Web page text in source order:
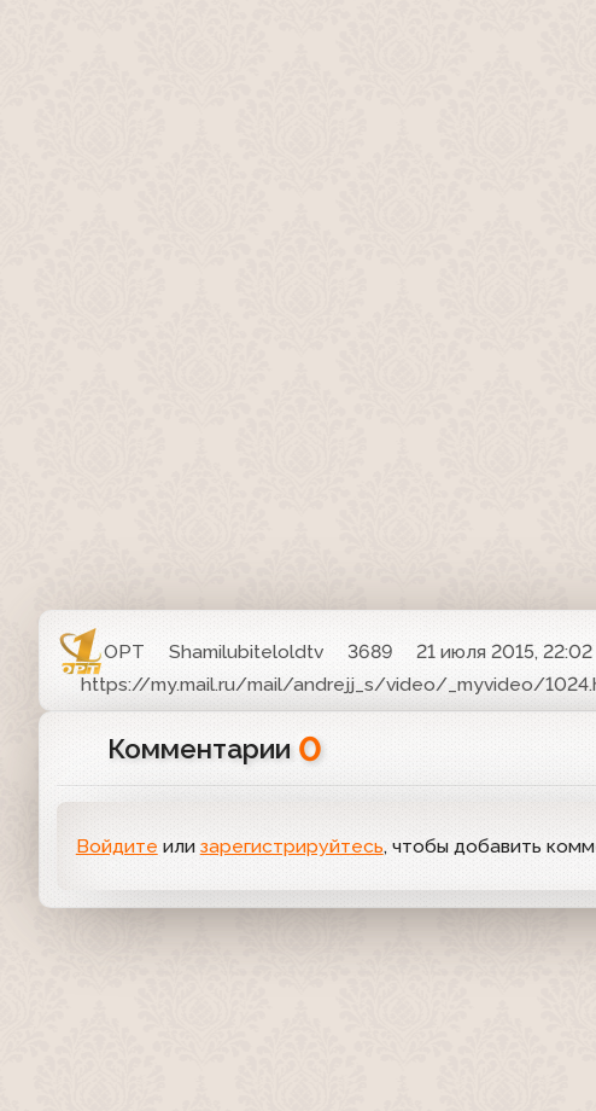
ОРТ Shamilubiteloldtv 3689
21 июля 2015, 22:02
https://my.mail.ru/mail/andrejj_s/video/_myvideo/
Комментарии 0
Войдите или зарегистрируйтесь, чтобы добавить